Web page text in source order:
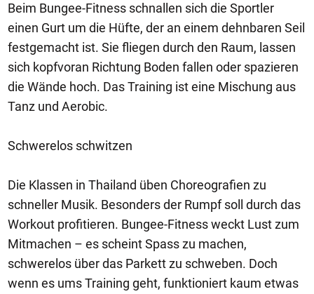
Beim Bungee-Fitness schnallen sich die Sportler
einen Gurt um die Hüfte, der an einem dehnbaren Seil
festgemacht ist. Sie fliegen durch den Raum, lassen
sich kopfvoran Richtung Boden fallen oder spazieren
die Wände hoch. Das Training ist eine Mischung aus
Tanz und Aerobic.
Schwerelos schwitzen
Die Klassen in Thailand üben Choreografien zu
schneller Musik. Besonders der Rumpf soll durch das
Workout profitieren. Bungee-Fitness weckt Lust zum
Mitmachen – es scheint Spass zu machen,
schwerelos über das Parkett zu schweben. Doch
wenn es ums Training geht, funktioniert kaum etwas